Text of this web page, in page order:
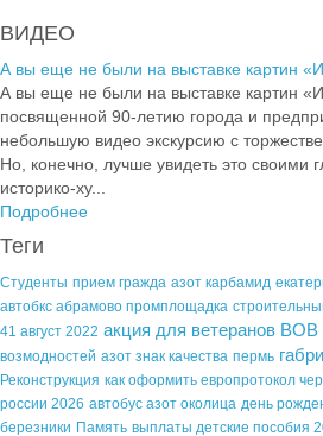
ВИДЕО
А вы еще не были на выставке картин
А вы еще не были на выставке картин
посвященной 90-летию города и
небольшую видео экскурсию с
Но, конечно, лучше увидеть это своими
историко-ху...
Подробнее
Теги
Студенты прием гражда азот карбамид
автобкс абрамово промплощадка
41 август 2022 акция для ветеранов ВОВ
возмодностей азот знак качества пермь
Реконструкция как оформить европротокол
россии 2026 автобус азот околица день
березники Память выплаты детские пособия